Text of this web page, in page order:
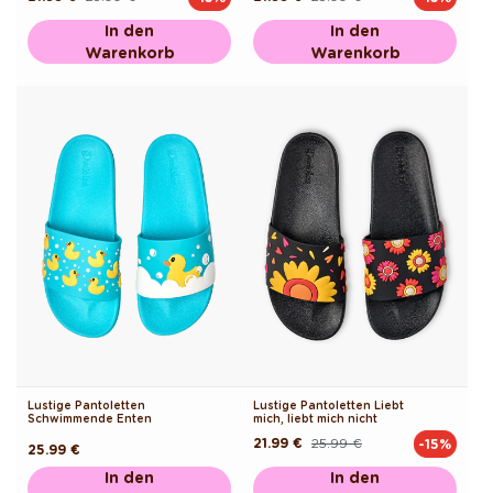
In den
Warenkorb
In den
Warenkorb
Lustige Pantoletten
Schwimmende Enten
Normaler
Preis
25.99 €
In den
Lustige Pantoletten Liebt
mich, liebt mich nicht
Normaler25.99 €
Verkaufspreis
21.99 € -15%
In den